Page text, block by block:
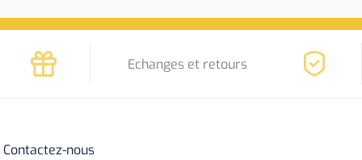
Echanges et retours
Contactez-nous